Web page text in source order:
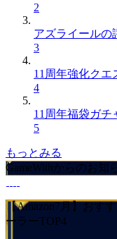
2
アズライールの
3
11周年強化クエ
4
11周年福袋ガチ
5
もっとみる
GameWithからのお知
【Amazon7月】おす
ーラーTOP4